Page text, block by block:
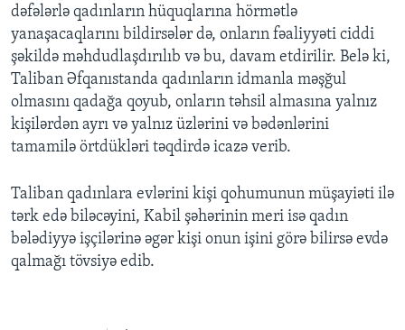
dəfələrlə qadınların hüquqlarına hörmətlə
yanaşacaqlarını bildirsələr də, onların fəaliyyəti ciddi
şəkildə məhdudlaşdırılıb və bu, davam etdirilir. Belə ki,
Taliban Əfqanıstanda qadınların idmanla məşğul
olmasını qadağa qoyub, onların təhsil almasına yalnız
kişilərdən ayrı və yalnız üzlərini və bədənlərini
tamamilə örtdükləri təqdirdə icazə verib.
Taliban qadınlara evlərini kişi qohumunun müşayiəti ilə
tərk edə biləcəyini, Kabil şəhərinin meri isə qadın
bələdiyyə işçilərinə əgər kişi onun işini görə bilirsə evdə
qalmağı tövsiyə edib.